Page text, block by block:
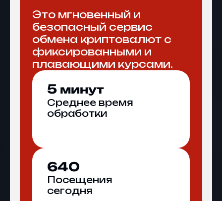
Это мгновенный и
безопасный сервис
обмена криптовалют с
фиксированными и
плавающими курсами.
5 минут
Среднее время
обработки
640
Посещения
сегодня